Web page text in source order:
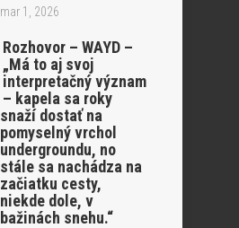
mar 1, 2026
Rozhovor – WAYD –
„Má to aj svoj
interpretačný význam
– kapela sa roky
snaží dostať na
pomyselný vrchol
undergroundu, no
stále sa nachádza na
začiatku cesty,
niekde dole, v
bažinách snehu.“